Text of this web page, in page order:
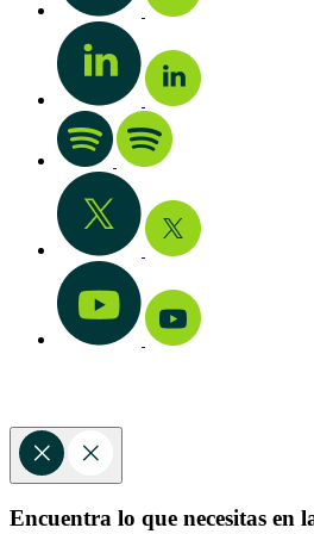
Encuentra lo que necesitas en